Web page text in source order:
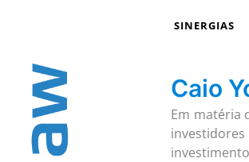
SINERGIAS
Caio
Em matéria
investidores